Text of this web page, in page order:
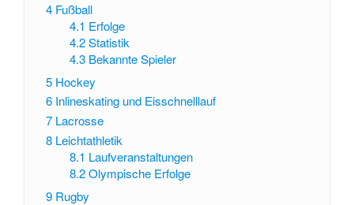
4 Fußball
4.1 Erfolge
4.2 Statistik
4.3 Bekannte Spieler
5 Hockey
6 Inlineskating und Eisschnelllauf
7 Lacrosse
8 Leichtathletik
8.1 Laufveranstaltungen
8.2 Olympische Erfolge
9 Rugby